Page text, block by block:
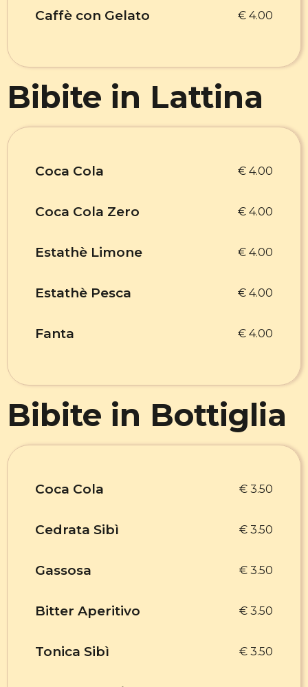
Caffè con Gelato € 4.00
Bibite in Lattina
Coca Cola € 4.00
Coca Cola Zero € 4.00
Estathè Limone € 4.00
Estathè Pesca € 4.00
Fanta € 4.00
Bibite in Bottiglia
Coca Cola € 3.50
Cedrata Sibì € 3.50
Gassosa € 3.50
Bitter Aperitivo € 3.50
Tonica Sibì € 3.50